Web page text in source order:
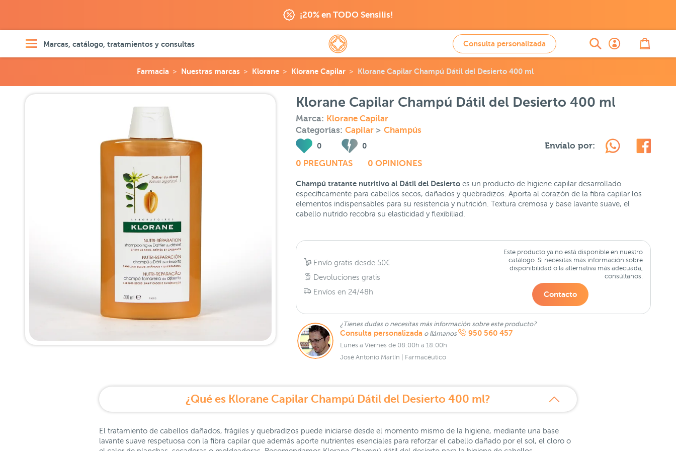
¡20% en TODO Sensilis!
Marcas, catálogo, tratamientos y consultas Consulta personalizada
Farmacia Nuestras marcas Klorane Klorane Capilar Klorane Capilar Champú Dátil del Desierto 400 ml
Klorane Capilar Champú Dátil del Desierto 400 ml
Marca: Klorane Capilar
Categorías: Capilar > Champús
0 0
0 PREGUNTAS 0 OPINIONES
Envíalo por:
Champú tratante nutritivo al Dátil del Desierto es un producto de higiene capilar desarrollado
específicamente para cabellos secos, dañados y quebradizos. Aporta al corazón de la fibra capilar los
elementos indispensables para su resistencia y nutrición. Textura cremosa y base lavante suave, el
cabello nutrido recobra su elasticidad y flexibiliad.
Envío gratis desde 50€
Devoluciones gratis
Envíos en 24/48h
Este producto ya no está disponible en nuestro
catálogo. Si necesitas más información sobre
disponibilidad o la alternativa más adecuada,
consúltanos.
Contacto
¿Tienes dudas o necesitas más información sobre este producto?
Consulta personalizada o llámanos 950 560 457
Lunes a Viernes de 08:00h a 18:00h
José Antonio Martín | Farmacéutico
¿Qué es Klorane Capilar Champú Dátil del Desierto 400 ml?
El tratamiento de cabellos dañados, frágiles y quebradizos puede iniciarse desde el momento mismo de la higiene, mediante una base
lavante suave respetuosa con la fibra capilar que además aporte nutrientes esenciales para reforzar el cabello dañado por el sol, el cloro o